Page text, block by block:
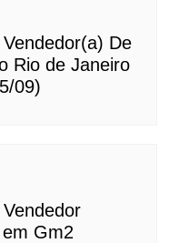
De
Rio de Janeiro
09)
Gm2